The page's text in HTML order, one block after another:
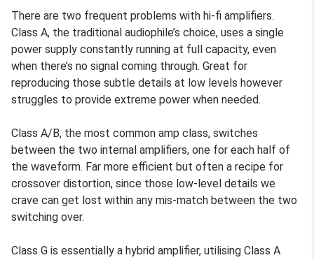
There are two frequent problems with hi-fi amplifiers.
Class A, the traditional audiophile’s choice, uses a single
power supply constantly running at full capacity, even
when there’s no signal coming through. Great for
reproducing those subtle details at low levels however
struggles to provide extreme power when needed.
Class A/B, the most common amp class, switches
between the two internal amplifiers, one for each half of
the waveform. Far more efficient but often a recipe for
crossover distortion, since those low-level details we
crave can get lost within any mis-match between the two
switching over.
Class G is essentially a hybrid amplifier, utilising Class A